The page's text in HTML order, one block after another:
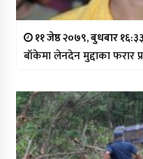
११ जेष्ठ २०७९, बुधबार १६:३३
बाँकेमा लेनदेन मुद्दाका फरार